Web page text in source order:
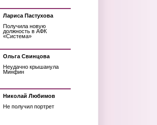
Лариса Пастухова
Получила новую
должность в АФК
«Система»
Ольга Свинцова
Неудачно крышанула
Минфин
Николай Любимов
Не получил портрет